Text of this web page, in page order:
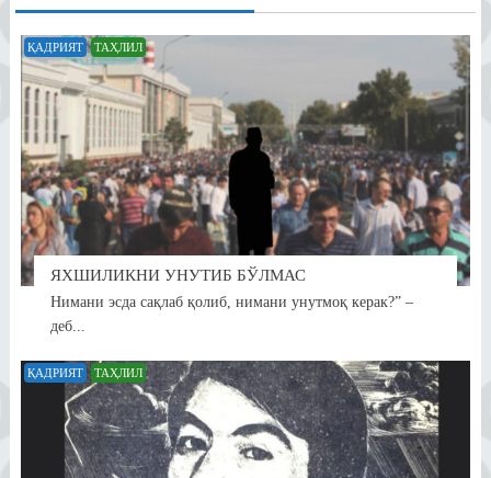
ҚАДРИЯТ ТАҲЛИЛ
ЯХШИЛИКНИ УНУТИБ БЎЛМАС
Нимани эсда сақлаб қолиб, нимани унутмоқ керак?” –
деб...
ҚАДРИЯТ ТАҲЛИЛ